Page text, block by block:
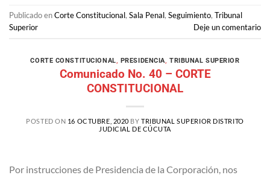
Publicado enCorte Constitucional, Sala Penal, Seguimiento, Tribunal
Superior
Deje un comentario
CORTE CONSTITUCIONAL, PRESIDENCIA,TRIBUNAL SUPERIOR
Comunicado No. 40 – CORTE
CONSTITUCIONAL
POSTED ON 16 OCTUBRE, 2020 BYTRIBUNAL SUPERIOR DISTRITO
JUDICIAL DE CÚCUTA
Por instrucciones de Presidencia de la Corporación, nos